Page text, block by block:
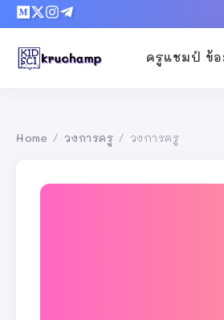
ครูแชมป์ ข้อ
Home / วงการครู / วงการครู